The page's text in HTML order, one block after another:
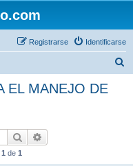
Identificarse
Registrarse
EL MANEJO DE
Buscar
1 de 1